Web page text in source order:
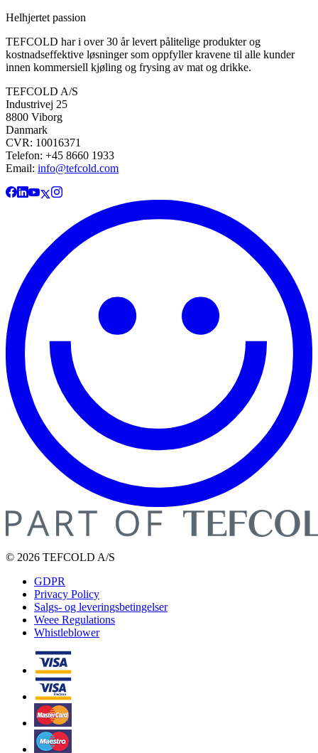
Helhjertet passion
TEFCOLD har i over 30 år levert pålitelige produkter og
kostnadseffektive løsninger som oppfyller kravene til alle kunder
innen kommersiell kjøling og frysing av mat og drikke.
TEFCOLD A/S
Industrivej 25
8800 Viborg
Danmark
CVR: 10016371
Telefon: +45 8660 1933
Email: info@tefcold.com
© 2026 TEFCOLD A/S
GDPR
Privacy Policy
Salgs- og leveringsbetingelser
Weee Regulations
Whistleblower